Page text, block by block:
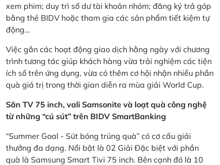
xem phim; duy trì số dư tài khoản nhóm; đăng ký trả góp
bằng thẻ BIDV hoặc tham gia các sản phẩm tiết kiệm tự
động…
Việc gắn các hoạt động giao dịch hằng ngày với chương
trình tương tác giúp khách hàng vừa trải nghiệm các tiện
ích số trên ứng dụng, vừa có thêm cơ hội nhận nhiều phần
quà giá trị trong thời gian diễn ra mùa giải World Cup.
Săn TV 75 inch, vali Samsonite và loạt quà công nghệ
từ những “cú sút” trên BIDV SmartBanking
“Summer Goal - Sút bóng trúng quà” có cơ cấu giải
thưởng đa dạng. Nổi bật là 02 Giải Đặc biệt với phần
quà là Samsung Smart Tivi 75 inch. Bên cạnh đó là 10